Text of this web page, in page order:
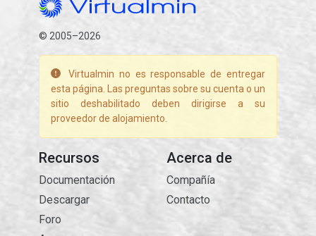
© 2005–2026
Virtualmin no es responsable de entregar
esta página. Las preguntas sobre su cuenta o un
sitio deshabilitado deben dirigirse a su
proveedor de alojamiento.
Recursos
Documentación
Descargar
Foro
Acerca de
Compañía
Contacto